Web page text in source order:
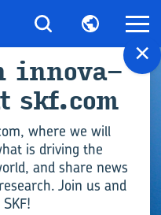
×
in­no­va­
skf.com
where we will
is driving the
and share news
Join us and